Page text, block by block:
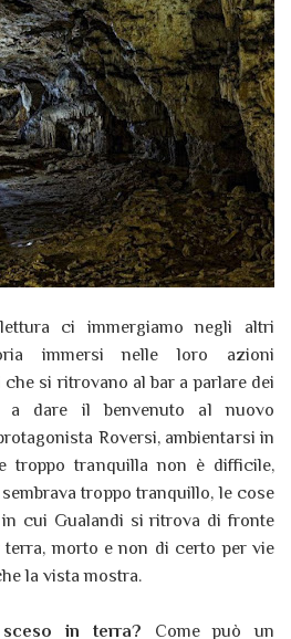
ci immergiamo negli altri
immersi nelle loro azioni
si ritrovano al bar a parlare dei
dare il benvenuto al nuovo
Roversi, ambientarsi in
troppo tranquilla non è difficile,
troppo tranquillo, le cose
in cui Gualandi si ritrova di fronte
morto e non di certo per vie
la vista mostra.
in terra? Come può un